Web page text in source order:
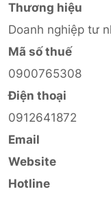
Thương hiệu
Doanh nghiệp tư
Mã số thuế
0900765308
Điện thoại
0912641872
Email
Website
Hotline